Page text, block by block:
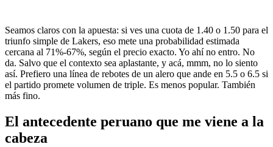
Seamos claros con la apuesta: si ves una cuota de 1.40 o 1.50 para el
triunfo simple de Lakers, eso mete una probabilidad estimada
cercana al 71%-67%, según el precio exacto. Yo ahí no entro. No
da. Salvo que el contexto sea aplastante, y acá, mmm, no lo siento
así. Prefiero una línea de rebotes de un alero que ande en 5.5 o 6.5 si
el partido promete volumen de triple. Es menos popular. También
más fino.
El antecedente peruano que me viene a la
cabeza